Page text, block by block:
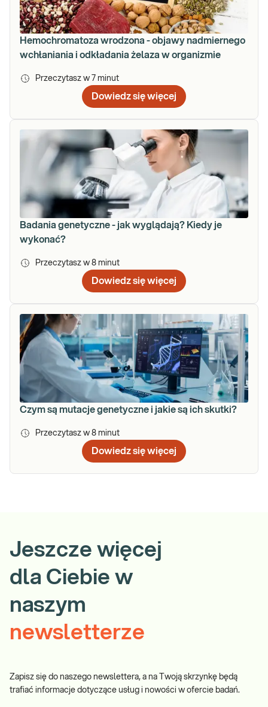
Hemochromatoza wrodzona - objawy nadmiernego
wchłaniania i odkładania żelaza w organizmie
Przeczytasz w 7 minut
Dowiedz się więcej
Badania genetyczne - jak wyglądają? Kiedy je
wykonać?
Przeczytasz w 8 minut
Dowiedz się więcej
Czym są mutacje genetyczne i jakie są ich skutki?
Przeczytasz w 8 minut
Dowiedz się więcej
Jeszcze więcej
dla Ciebie w
naszym
newsletterze
Zapisz się do naszego newslettera, a na Twoją skrzynkę będą
trafiać informacje dotyczące usług i nowości w ofercie badań.